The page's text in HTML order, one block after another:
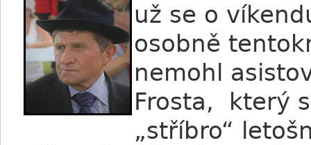
už se o
osobně
nemohl
Frosta, který
„stříbro“